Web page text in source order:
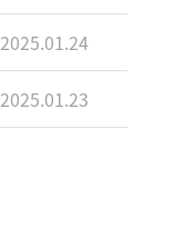
2025.01.24
2025.01.23